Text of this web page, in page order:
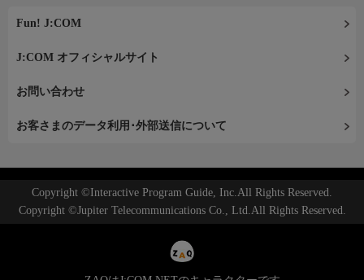
Fun! J:COM
J:COM オフィシャルサイト
お問い合わせ
お客さまのデータ利用･外部送信について
Copyright ©Interactive Program Guide, Inc.All Rights Reserved.
Copyright ©Jupiter Telecommunications Co., Ltd.All Rights Reserved.